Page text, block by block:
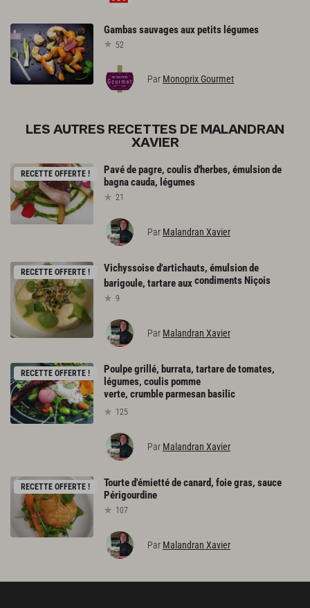
Gambassauvagesauxpetits légumes
52
Par Monoprix Gourmet
LES AUTRES RECETTES DE MALANDRAN
XAVIER
RECETTE OFFERTE ! Pavédepagre, coulisd'herbes, émulsionde
bagnacauda, légumes
21
Par Malandran Xavier
RECETTE OFFERTE !
Vichyssoise d'artichauts, émulsion de
barigoule, tartare auxcondiments Niçois
9
Par Malandran Xavier
RECETTE OFFERTE !
Poulpe grillé, burrata, tartare de tomates,
légumes, coulis pomme
verte, crumble parmesan basilic
125
Par Malandran Xavier
RECETTE OFFERTE ! Tourted'émiettédecanard, foiegras, sauce
Périgourdine
107
Par Malandran Xavier